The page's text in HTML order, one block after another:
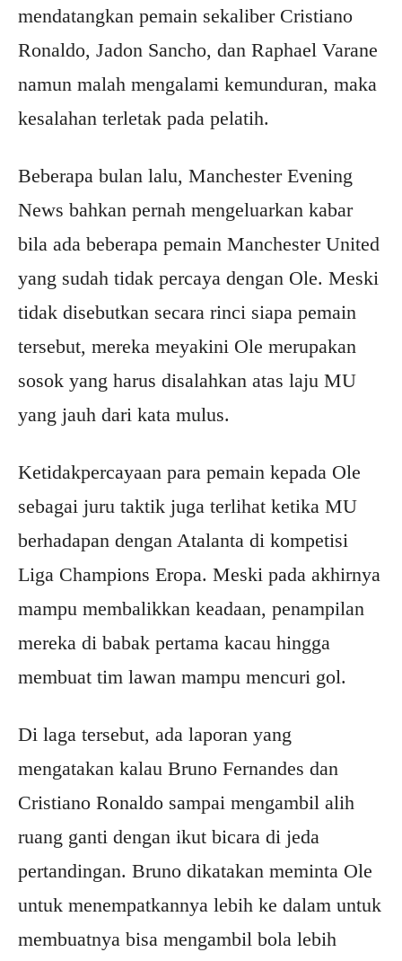
mendatangkan pemain sekaliber Cristiano
Ronaldo, Jadon Sancho, dan Raphael Varane
namun malah mengalami kemunduran, maka
kesalahan terletak pada pelatih.
Beberapa bulan lalu, Manchester Evening
News bahkan pernah mengeluarkan kabar
bila ada beberapa pemain Manchester United
yang sudah tidak percaya dengan Ole. Meski
tidak disebutkan secara rinci siapa pemain
tersebut, mereka meyakini Ole merupakan
sosok yang harus disalahkan atas laju MU
yang jauh dari kata mulus.
Ketidakpercayaan para pemain kepada Ole
sebagai juru taktik juga terlihat ketika MU
berhadapan dengan Atalanta di kompetisi
Liga Champions Eropa. Meski pada akhirnya
mampu membalikkan keadaan, penampilan
mereka di babak pertama kacau hingga
membuat tim lawan mampu mencuri gol.
Di laga tersebut, ada laporan yang
mengatakan kalau Bruno Fernandes dan
Cristiano Ronaldo sampai mengambil alih
ruang ganti dengan ikut bicara di jeda
pertandingan. Bruno dikatakan meminta Ole
untuk menempatkannya lebih ke dalam untuk
membuatnya bisa mengambil bola lebih